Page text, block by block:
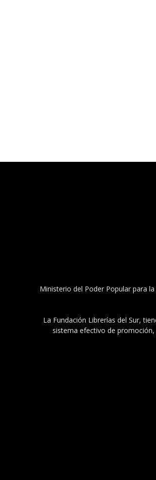
Ministerio del Poder Popular para
La Fundación Librerías del Sur,
sistema efectivo de